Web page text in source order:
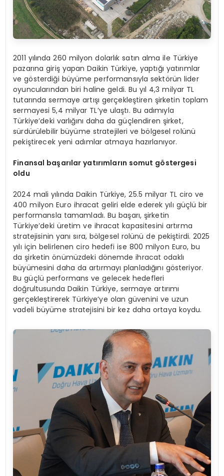
2011 yılında 260 milyon dolarlık satın alma ile Türkiye
pazarına giriş yapan Daikin Türkiye, yaptığı yatırımlar
ve gösterdiği büyüme performansıyla sektörün lider
oyuncularından biri haline geldi. Bu yıl 4,3 milyar TL
tutarında sermaye artışı gerçekleştiren şirketin toplam
sermayesi 5,4 milyar TL’ye ulaştı. Bu adımıyla
Türkiye’deki varlığını daha da güçlendiren şirket,
sürdürülebilir büyüme stratejileri ve bölgesel rolünü
pekiştirecek yeni adımlar atmaya hazırlanıyor.
Finansal başarılar yatırımların somut göstergesi
oldu
2024 mali yılında Daikin Türkiye, 25.5 milyar TL ciro ve
400 milyon Euro ihracat geliri elde ederek yılı güçlü bir
performansla tamamladı. Bu başarı, şirketin
Türkiye’deki üretim ve ihracat kapasitesini artırma
stratejisinin yanı sıra, bölgesel rolünü de pekiştirdi. 2025
yılı için belirlenen ciro hedefi ise 800 milyon Euro, bu
da şirketin önümüzdeki dönemde ihracat odaklı
büyümesini daha da artırmayı planladığını gösteriyor.
Bu güçlü performans ve gelecek hedefleri
doğrultusunda Daikin Türkiye, sermaye artırımı
gerçekleştirerek Türkiye’ye olan güvenini ve uzun
vadeli büyüme stratejisini bir kez daha ortaya koydu.